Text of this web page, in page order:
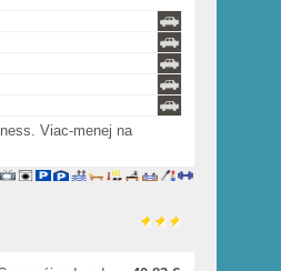
Viac-menej na